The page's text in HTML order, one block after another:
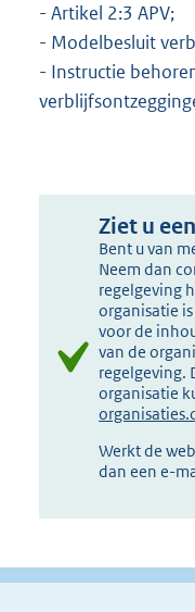
- Artikel 2:3 APV;
- Modelbesluit
- Instructie
Ziet u
Bent u van
Neem dan
regelgeving
organisatie
voor de
van de
regelgeving.
organisatie
Werkt de
dan een e-